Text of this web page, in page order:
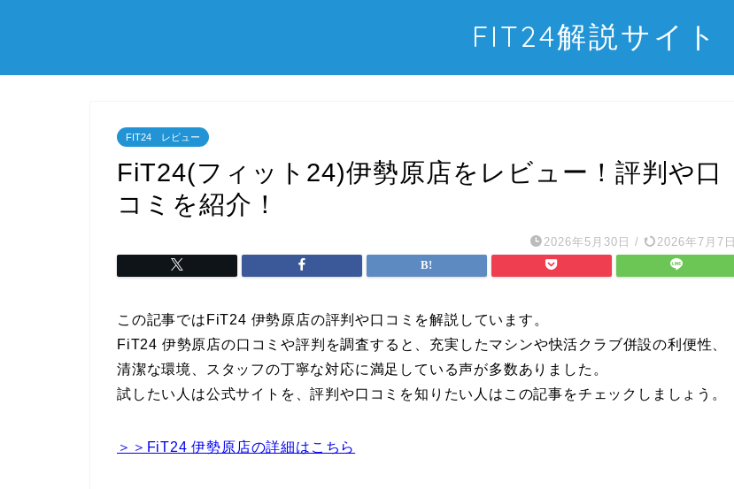
FIT24解説サイト
FIT24 レビュー
FiT24(フィット24)伊勢原店をレビュー！評判や口
コミを紹介！
2026年5月30日 / 2026年7月7日
この記事ではFiT24 伊勢原店の評判や口コミを解説しています。
FiT24 伊勢原店の口コミや評判を調査すると、充実したマシンや快活クラブ併設の利便性、
清潔な環境、スタッフの丁寧な対応に満足している声が多数ありました。
試したい人は公式サイトを、評判や口コミを知りたい人はこの記事をチェックしましょう。
＞＞FiT24 伊勢原店の詳細はこちら